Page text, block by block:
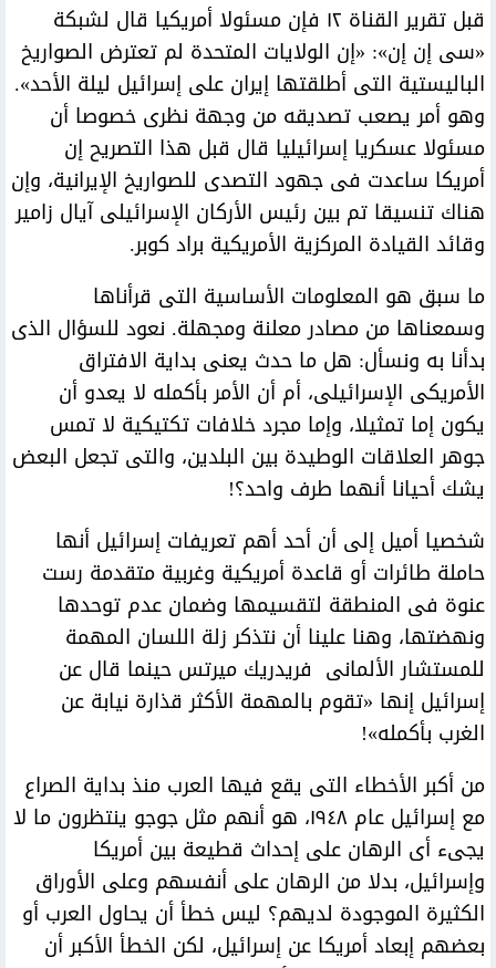
قبل تقرير القناة ١٢ فإن مسئولا أمريكيا قال لشبكة
«سى إن إن»: «إن الولايات المتحدة لم تعترض الصواريخ
الباليستية التى أطلقتها إيران على إسرائيل ليلة الأحد».
وهو أمر يصعب تصديقه من وجهة نظرى خصوصا أن
مسئولا عسكريا إسرائيليا قال قبل هذا التصريح إن
أمريكا ساعدت فى جهود التصدى للصواريخ الإيرانية، وإن
هناك تنسيقا تم بين رئيس الأركان الإسرائيلى آيال زامير
وقائد القيادة المركزية الأمريكية براد كوبر.
ما سبق هو المعلومات الأساسية التى قرأناها
وسمعناها من مصادر معلنة ومجهلة. نعود للسؤال الذى
بدأنا به ونسأل: هل ما حدث يعنى بداية الافتراق
الأمريكى الإسرائيلى، أم أن الأمر بأكمله لا يعدو أن
يكون إما تمثيلا، وإما مجرد خلافات تكتيكية لا تمس
جوهر العلاقات الوطيدة بين البلدين، والتى تجعل البعض
يشك أحيانا أنهما طرف واحد؟!
شخصيا أميل إلى أن أحد أهم تعريفات إسرائيل أنها
حاملة طائرات أو قاعدة أمريكية وغربية متقدمة رست
عنوة فى المنطقة لتقسيمها وضمان عدم توحدها
ونهضتها، وهنا علينا أن نتذكر زلة اللسان المهمة
للمستشار الألمانى فريدريك ميرتس حينما قال عن
إسرائيل إنها «تقوم بالمهمة الأكثر قذارة نيابة عن
الغرب بأكمله»!
من أكبر الأخطاء التى يقع فيها العرب منذ بداية الصراع
مع إسرائيل عام ١٩٤٨، هو أنهم مثل جوجو ينتظرون ما لا
يجىء أى الرهان على إحداث قطيعة بين أمريكا
وإسرائيل، بدلا من الرهان على أنفسهم وعلى الأوراق
الكثيرة الموجودة لديهم؟ ليس خطأ أن يحاول العرب أو
بعضهم إبعاد أمريكا عن إسرائيل، لكن الخطأ الأكبر أن